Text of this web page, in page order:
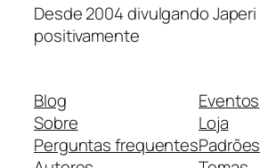
Desde 2004 divulgando Japeri
positivamente
Blog
Sobre
Perguntas frequentes
Eventos
Loja
Padrões